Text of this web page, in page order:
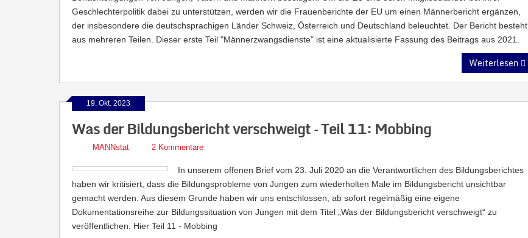
Geschlechterpolitik dabei zu unterstützen, werden wir die Frauenberichte der EU um einen Männerbericht ergänzen,
der insbesondere die deutschsprachigen Länder Schweiz, Österreich und Deutschland beleuchtet. Der Bericht besteht
aus mehreren Teilen. Dieser erste Teil "Männerzwangsdienste" ist eine aktualisierte Fassung des Beitrags aus 2021.
Weiterlesen
19. Okt. 2023
Was der Bildungsbericht verschweigt – Teil 11: Mobbing
MANNstat 2 Kommentare
In unserem offenen Brief vom 23. Juli 2020 an die Verantwortlichen des Bildungsberichtes
haben wir kritisiert, dass die Bildungsprobleme von Jungen zum wiederholten Male im Bildungsbericht unsichtbar
gemacht werden. Aus diesem Grunde haben wir uns entschlossen, ab sofort regelmäßig eine eigene
Dokumentationsreihe zur Bildungssituation von Jungen mit dem Titel „Was der Bildungsbericht verschweigt“ zu
veröffentlichen. Hier Teil 11 - Mobbing